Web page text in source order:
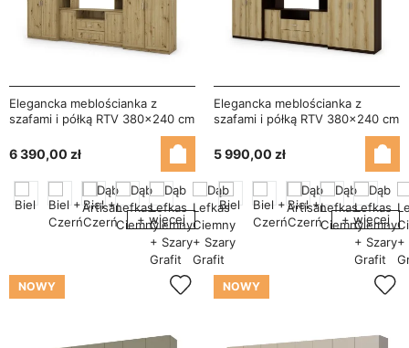
Elegancka meblościanka z
szafami i półką RTV 380×240 cm
6 390,00 zł
+ więcej
Elegancka meblościanka z
szafami i półką RTV 380×240 cm
Sonoma Ciemna / Dąb Grand
Naturalny – DAKO
5 990,00 zł
+ więcej
NOWY NOWY